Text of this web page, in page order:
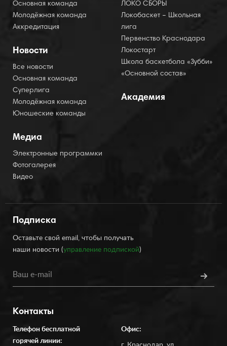
Основная команда
Молодёжная команда
Аккредитация
Новости
Все новости
Основная команда
Суперлига
Молодёжная команда
Юношеские команды
Медиа
Электронные программки
Фотогалерея
Видео
ЛОКО СБОРЫ
Локобаскет – Школьная
лига
Первенство Краснодара
Локостарт
Школа баскетбола «Зубби»
«Основной состав»
Академия
Подписка
Оставьте свой email, чтобы получать
наши новости (управление подпиской)
Контакты
Телефон бесплатной
горячей линии:
Офис: